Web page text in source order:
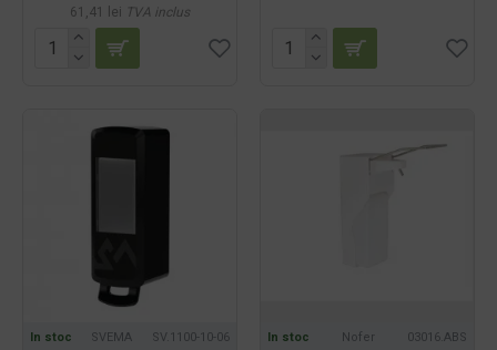
61,41 lei TVA inclus
In stoc SVEMA SV.1100-10-06 In stoc Nofer 03016.ABS